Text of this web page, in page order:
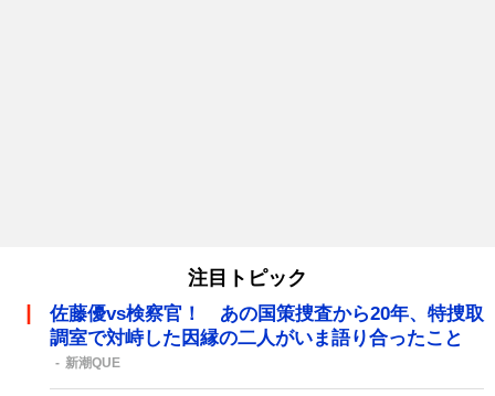
注目トピック
佐藤優vs検察官！ あの国策捜査から20年、特捜取
調室で対峙した因縁の二人がいま語り合ったこと
新潮QUE